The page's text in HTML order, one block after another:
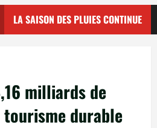
LA SAISON DES PLUIES CONTINUE
milliards de
durable